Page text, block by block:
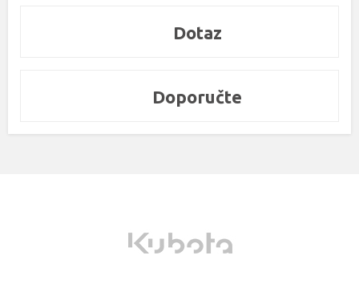
Dotaz
Doporučte